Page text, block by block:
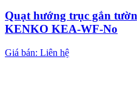
Quạt hướng trục gắn
KENKO KEA-WF-No
Giá bán: Liên hệ